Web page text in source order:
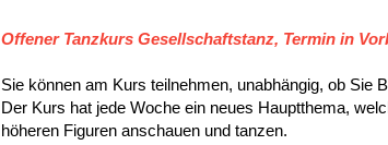
Offener Tanzkurs Gesellschaftstanz, Termin in
Sie können am Kurs teilnehmen, unabhängig, ob Sie
Der Kurs hat jede Woche ein neues Hauptthema,
höheren Figuren anschauen und tanzen.